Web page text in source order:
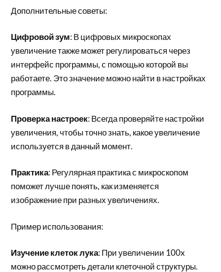
Дополнительные советы:
Цифровой зум: В цифровых микроскопах
увеличение также может регулироваться через
интерфейс программы, с помощью которой вы
работаете. Это значение можно найти в настройках
программы.
Проверка настроек: Всегда проверяйте настройки
увеличения, чтобы точно знать, какое увеличение
используется в данный момент.
Практика: Регулярная практика с микроскопом
поможет лучше понять, как изменяется
изображение при разных увеличениях.
Пример использования:
Изучение клеток лука: При увеличении 100x
можно рассмотреть детали клеточной структуры.